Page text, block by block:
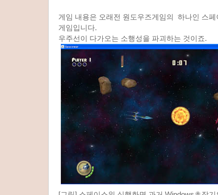
게임 내용은 오래전 원도우즈게임의 하나인 스
게임입니다.
우주선이 다가오는 소행성을 파괴하는 것이죠.